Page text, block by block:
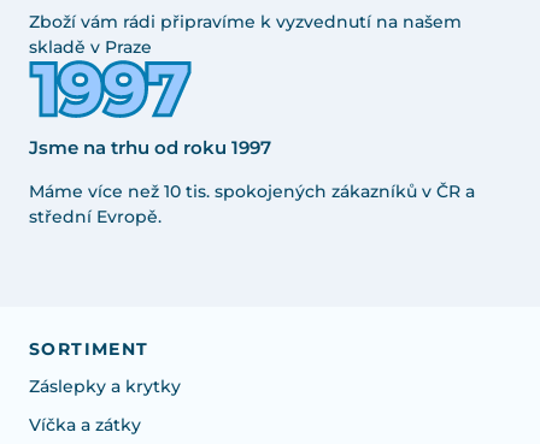
Zboží vám rádi připravíme k vyzvednutí na našem
skladě v Praze
Jsme na trhu od roku 1997
Máme více než 10 tis. spokojených zákazníků v ČR a
střední Evropě.
SORTIMENT
Záslepky a krytky
Víčka a zátky